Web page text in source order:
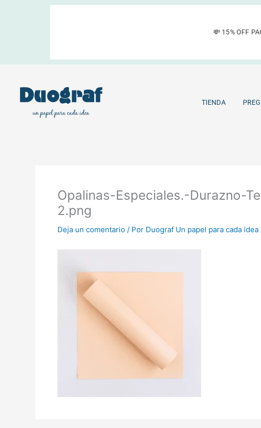
💸 15% OFF
TIENDA
Opalinas-Especiales.-Durazno-
2.png
Deja un comentario / Por Duograf Un papel para cada idea